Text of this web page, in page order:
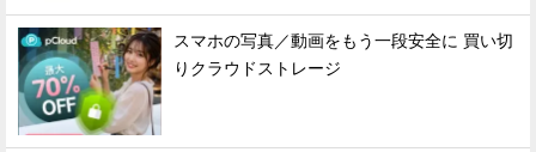
スマホの写真／動画をもう一段安全に 買い切
りクラウドストレージ